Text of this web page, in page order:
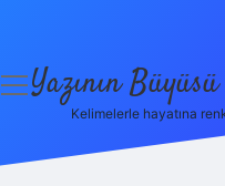
menüyü
Yazının
Kelimelerle hayatına